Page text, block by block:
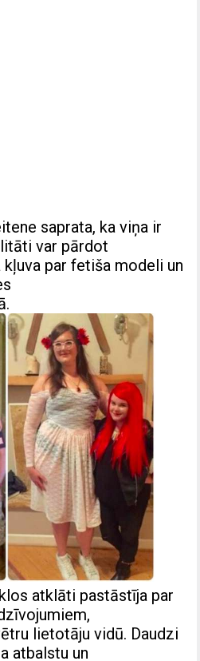
saprata, ka viņa ir
var pārdot
kļuva par fetiša modeli un
atklāti pastāstīja par
lietotāju vidū. Daudzi
atbalstu un